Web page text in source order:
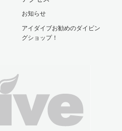
お知らせ
アイダイブお勧めのダイビン
グショップ！